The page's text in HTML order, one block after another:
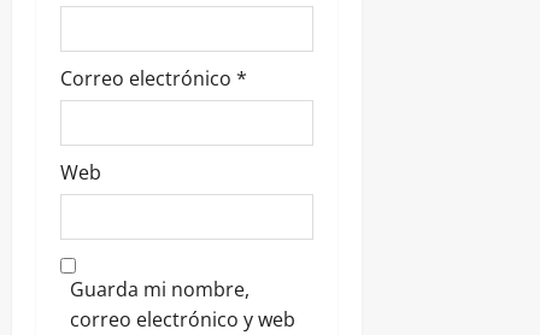
Correo electrónico *
Web
Guarda mi nombre,
correo electrónico y web